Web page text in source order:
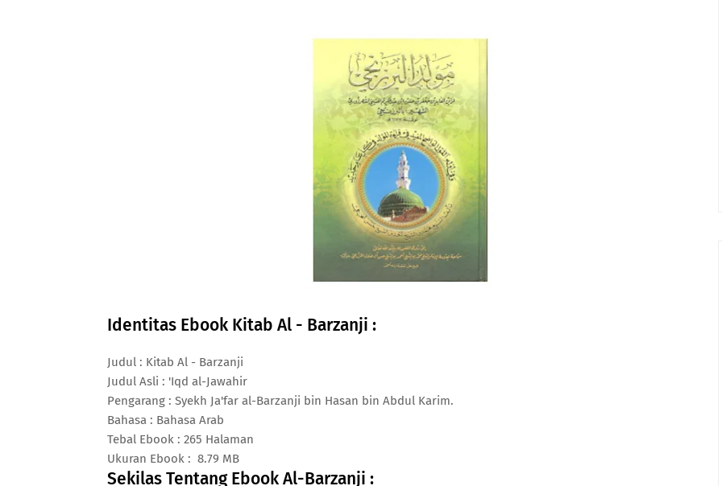
Identitas Ebook Kitab Al - Barzanji :
Judul : Kitab Al - Barzanji
Judul Asli : 'Iqd al-Jawahir
Pengarang : Syekh Ja'far al-Barzanji bin Hasan bin Abdul Karim.
Bahasa : Bahasa Arab
Tebal Ebook : 265 Halaman
Ukuran Ebook : 8.79 MB
Sekilas Tentang Ebook Al-Barzanji :